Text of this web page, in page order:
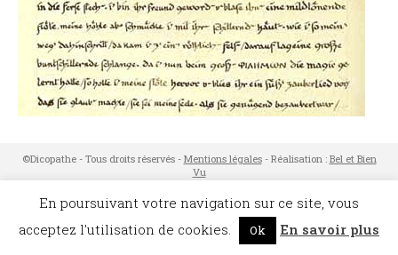
©Dicopathe - Tous droits réservés - Mentions légales- Réalisation : Bel et Bien
Vu
Abonnez-vous !
En poursuivant votre navigation sur ce site, vous
acceptez l'utilisation de cookies.
Ok En savoir plus